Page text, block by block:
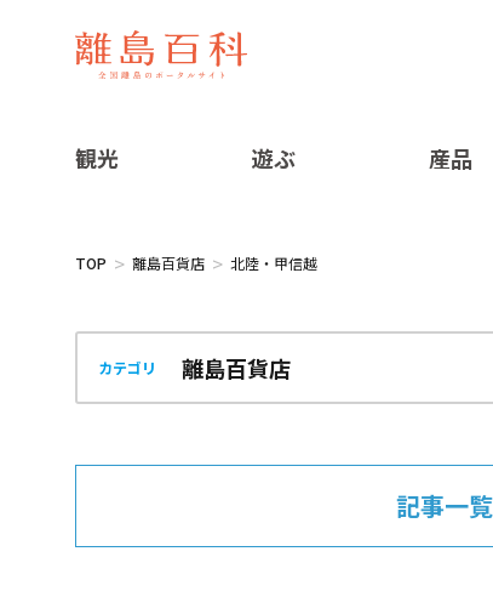
観光 遊ぶ 産品
TOP 離島百貨店 北陸・甲信越
カテゴリ
記事一覧